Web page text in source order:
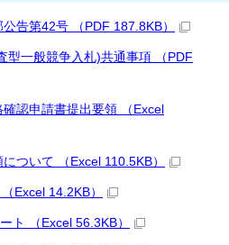
告第42号 （PDF 187.8KB）
型一般競争入札)共通事項 （PDF
認申請書提出要領 （Excel
ついて （Excel 110.5KB）
Excel 14.2KB）
ト （Excel 56.3KB）